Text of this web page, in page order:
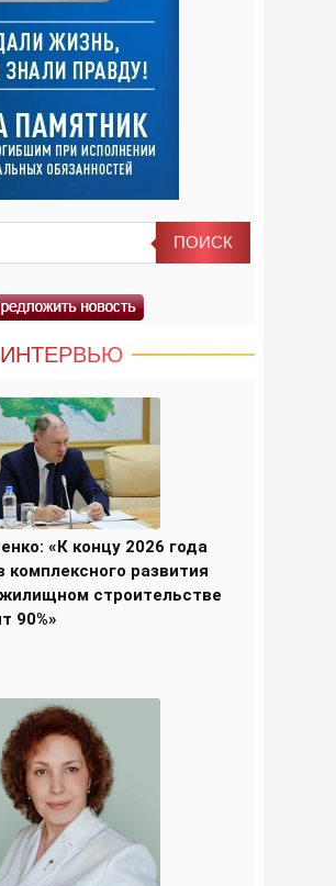
ИНТЕРВЬЮ
«К концу 2026 года
комплексного развития
строительстве
90%»